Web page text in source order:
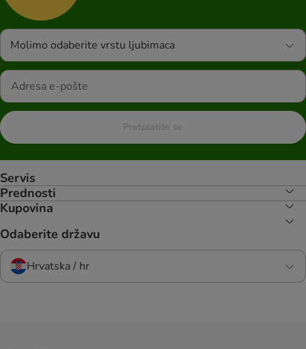
Molimo odaberite vrstu ljubimaca
Pretplatite se
Servis
Prednosti
Kupovina
Odaberite državu
Hrvatska / hr